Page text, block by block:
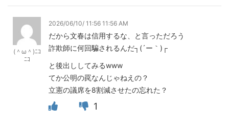
(＾ω＾)ﾆｺ
ﾆｺ
2026/06/10/ 11:56 11:56 AM
だから文春は信用するな、と言っただろう
詐欺師に何回騙されるんだ┐(´ー｀)┌
と後出ししてみるwww
てか公明の罠なんじゃねえの？
立憲の議席を8割減させたの忘れた？
1